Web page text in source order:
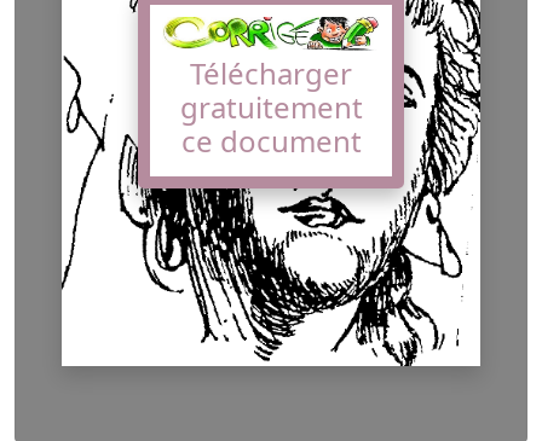
Télécharger
gratuitement
ce document